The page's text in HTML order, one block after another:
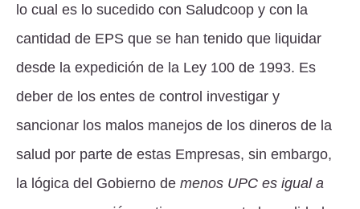
lo cual es lo sucedido con Saludcoop y con la
cantidad de EPS que se han tenido que liquidar
desde la expedición de la Ley 100 de 1993. Es
deber de los entes de control investigar y
sancionar los malos manejos de los dineros de la
salud por parte de estas Empresas, sin embargo,
la lógica del Gobierno de menos UPC es igual a